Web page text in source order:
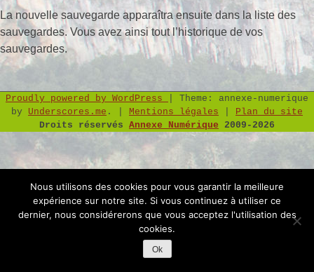
La nouvelle sauvegarde apparaîtra ensuite dans la liste des
sauvegardes. Vous avez ainsi tout l’historique de vos
sauvegardes.
Proudly powered by WordPress
Theme: annexe-numerique
by Underscores.me . Mentions légales
Plan du site
Droits réservés Annexe Numérique 2009-2026
Nous utilisons des cookies pour vous garantir la meilleure
expérience sur notre site. Si vous continuez à utiliser ce
dernier, nous considérerons que vous acceptez l'utilisation des
cookies.
Ok